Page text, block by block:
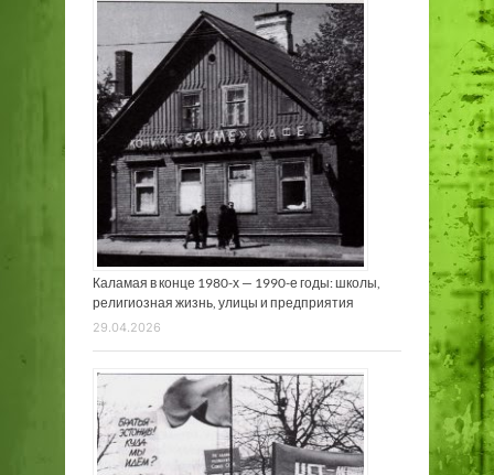
Каламая в конце 1980-х — 1990-е годы: школы,
религиозная жизнь, улицы и предприятия
29.04.2026